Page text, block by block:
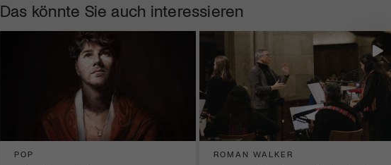
Das könnte Sie auch interessieren
POP ROMAN WALKER